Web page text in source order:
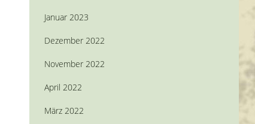
Januar 2023
Dezember 2022
November 2022
April 2022
März 2022